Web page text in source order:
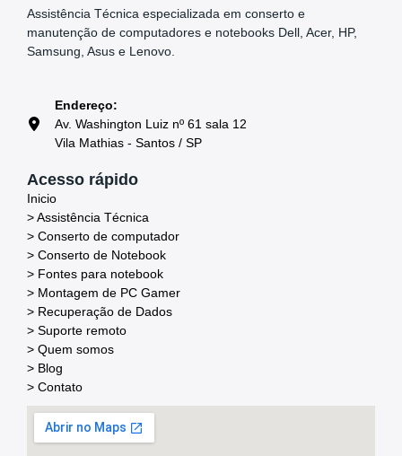
Assistência Técnica especializada em conserto e
manutenção de computadores e notebooks Dell, Acer, HP,
Samsung, Asus e Lenovo.
Endereço:
Av. Washington Luiz nº 61 sala 12
Vila Mathias - Santos / SP
Acesso rápido
Inicio
> Assistência Técnica
> Conserto de computador
> Conserto de Notebook
> Fontes para notebook
> Montagem de PC Gamer
> Recuperação de Dados
> Suporte remoto
> Quem somos
> Blog
> Contato